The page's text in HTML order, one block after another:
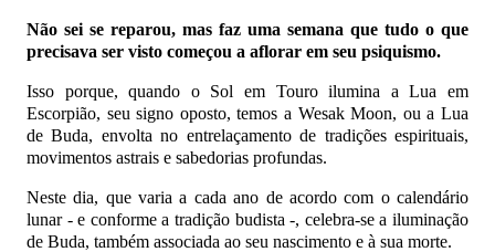
Não sei se reparou, mas faz uma semana que tudo o que
precisava ser visto começou a aflorar em seu psiquismo.
Isso porque, quando o Sol em Touro ilumina a Lua em
Escorpião, seu signo oposto, temos a Wesak Moon, ou a Lua
de Buda, envolta no entrelaçamento de tradições espirituais,
movimentos astrais e sabedorias profundas.
Neste dia, que varia a cada ano de acordo com o calendário
lunar - e conforme a tradição budista -, celebra-se a iluminação
de Buda, também associada ao seu nascimento e à sua morte.